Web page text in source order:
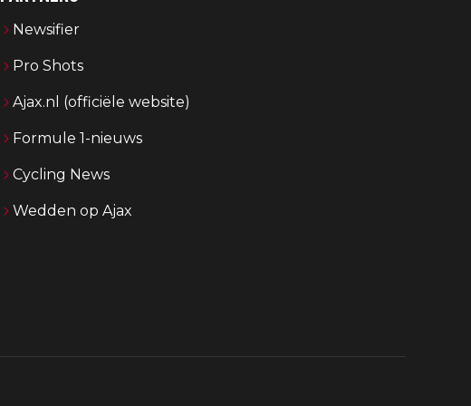
Newsifier
Pro Shots
Ajax.nl (officiële website)
Formule 1-nieuws
Cycling News
Wedden op Ajax